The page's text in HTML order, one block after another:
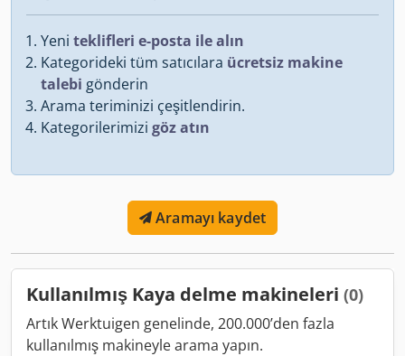
Yeni teklifleri e-posta ile alın
Kategorideki tüm satıcılara ücretsiz makine
talebi gönderin
Arama teriminizi çeşitlendirin.
Kategorilerimizi göz atın
Aramayı kaydet
Kullanılmış Kaya delme makineleri (0)
Artık Werktuigen genelinde, 200.000’den fazla
kullanılmış makineyle arama yapın.